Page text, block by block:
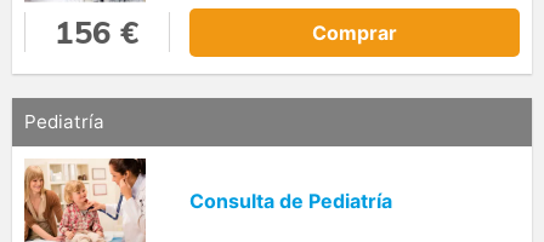
156 € Comprar
Pediatría
Consulta de Pediatría